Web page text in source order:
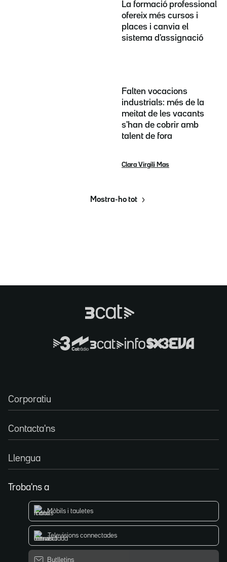
La formació professional
ofereix més cursos i
places i canvia el
sistema d'assignació
Falten vocacions
industrials: més de la
meitat de les vacants
s'han de cobrir amb
talent de fora
Clara Virgili Mas
Mostra-ho tot
Corporatiu
Contacta'ns
Llengua
Troba'ns a
Mòbils i tauletes
Televisions connectades
Butlletins